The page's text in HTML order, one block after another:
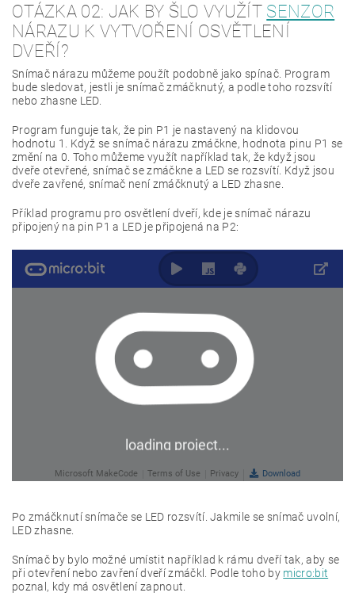
OTÁZKA 02: JAK BY ŠLO VYUŽÍT SENZOR
NÁRAZU K VYTVOŘENÍ OSVĚTLENÍ
DVEŘÍ?
Snímač nárazu můžeme použít podobně jako spínač. Program
bude sledovat, jestli je snímač zmáčknutý, a podle toho rozsvítí
nebo zhasne LED.
Program funguje tak, že pin P1 je nastavený na klidovou
hodnotu 1. Když se snímač nárazu zmáčkne, hodnota pinu P1 se
změní na 0. Toho můžeme využít například tak, že když jsou
dveře otevřené, snímač se zmáčkne a LED se rozsvítí. Když jsou
dveře zavřené, snímač není zmáčknutý a LED zhasne.
Příklad programu pro osvětlení dveří, kde je snímač nárazu
připojený na pin P1 a LED je připojená na P2:
Po zmáčknutí snímače se LED rozsvítí. Jakmile se snímač uvolní,
LED zhasne.
Snímač by bylo možné umístit například k rámu dveří tak, aby se
při otevření nebo zavření dveří zmáčkl. Podle toho by micro:bit
poznal, kdy má osvětlení zapnout.